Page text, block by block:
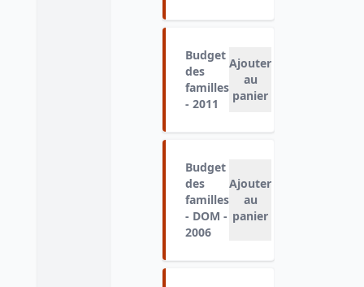
Budget
des
familles
- 2011
Ajouter
au
panier
Budget
des
familles
- DOM -
2006
Ajouter
au
panier